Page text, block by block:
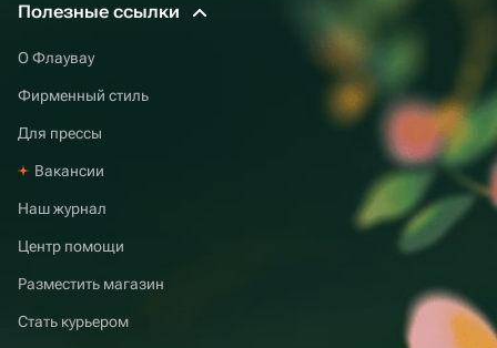
Полезные ссылки
О Флаувау
Фирменный стиль
Для прессы
Вакансии
Наш журнал
Центр помощи
Разместить магазин
Стать курьером